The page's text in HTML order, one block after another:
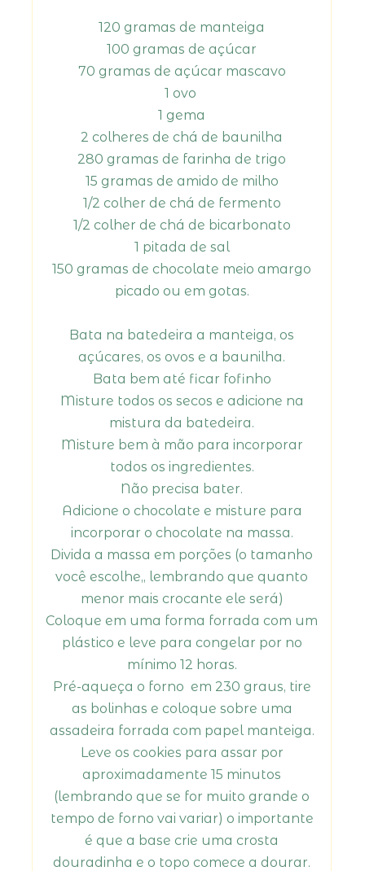
120 gramas de manteiga
100 gramas de açúcar
70 gramas de açúcar mascavo
1 ovo
1 gema
2 colheres de chá de baunilha
280 gramas de farinha de trigo
15 gramas de amido de milho
1/2 colher de chá de fermento
1/2 colher de chá de bicarbonato
1 pitada de sal
150 gramas de chocolate meio amargo
picado ou em gotas.
Bata na batedeira a manteiga, os
açúcares, os ovos e a baunilha.
Bata bem até ficar fofinho
Misture todos os secos e adicione na
mistura da batedeira.
Misture bem à mão para incorporar
todos os ingredientes.
Não precisa bater.
Adicione o chocolate e misture para
incorporar o chocolate na massa.
Divida a massa em porções (o tamanho
você escolhe,, lembrando que quanto
menor mais crocante ele será)
Coloque em uma forma forrada com um
plástico e leve para congelar por no
mínimo 12 horas.
Pré-aqueça o forno em 230 graus, tire
as bolinhas e coloque sobre uma
assadeira forrada com papel manteiga.
Leve os cookies para assar por
aproximadamente 15 minutos
(lembrando que se for muito grande o
tempo de forno vai variar) o importante
é que a base crie uma crosta
douradinha e o topo comece a dourar.